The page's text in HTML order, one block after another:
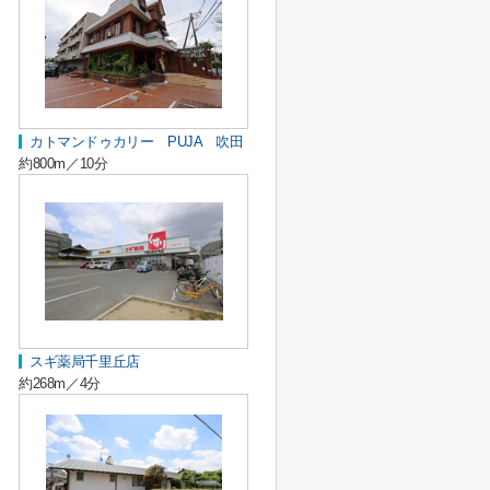
カトマンドゥカリー PUJA 吹田
約800m／10分
スギ薬局千里丘店
約268m／4分